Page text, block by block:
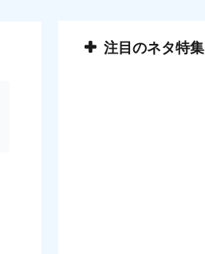
注目のネタ特集